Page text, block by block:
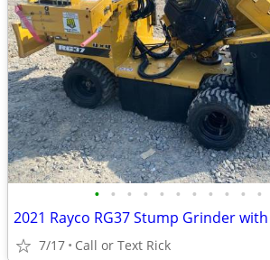
• • • • • • • • • • •
7/17 Call or Text Rick